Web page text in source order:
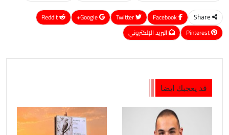
Share
Google+
ReddIt
Pinterest
البريد الإلكتروني
قد يعجبك ايضا